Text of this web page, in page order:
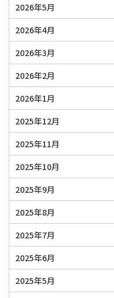
2026年5月
2026年4月
2026年3月
2026年2月
2026年1月
2025年12月
2025年11月
2025年10月
2025年9月
2025年8月
2025年7月
2025年6月
2025年5月